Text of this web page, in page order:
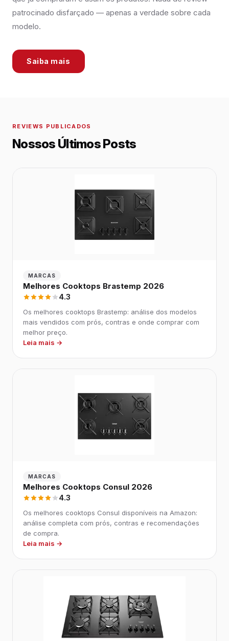
patrocinado disfarçado — apenas a verdade sobre cada
modelo.
Saiba mais
REVIEWS PUBLICADOS
Nossos Últimos Posts
MARCAS
Melhores Cooktops Brastemp 2026
4.3
Os melhores cooktops Brastemp: análise dos modelos
mais vendidos com prós, contras e onde comprar com
melhor preço.
Leia mais →
MARCAS
Melhores Cooktops Consul 2026
4.3
Os melhores cooktops Consul disponíveis na Amazon:
análise completa com prós, contras e recomendações
de compra.
Leia mais →